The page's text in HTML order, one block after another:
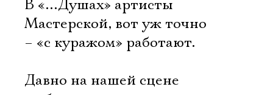
В «…Душах» артисты
Мастерской, вот уж точно
– «с куражом» работают.
Давно на нашей сцене